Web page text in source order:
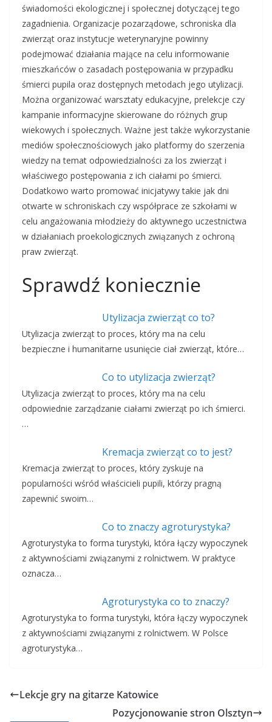
świadomości ekologicznej i społecznej dotyczącej tego
zagadnienia. Organizacje pozarządowe, schroniska dla
zwierząt oraz instytucje weterynaryjne powinny
podejmować działania mające na celu informowanie
mieszkańców o zasadach postępowania w przypadku
śmierci pupila oraz dostępnych metodach jego utylizacji.
Można organizować warsztaty edukacyjne, prelekcje czy
kampanie informacyjne skierowane do różnych grup
wiekowych i społecznych. Ważne jest także wykorzystanie
mediów społecznościowych jako platformy do szerzenia
wiedzy na temat odpowiedzialności za los zwierząt i
właściwego postępowania z ich ciałami po śmierci.
Dodatkowo warto promować inicjatywy takie jak dni
otwarte w schroniskach czy współprace ze szkołami w
celu angażowania młodzieży do aktywnego uczestnictwa
w działaniach proekologicznych związanych z ochroną
praw zwierząt.
Sprawdź koniecznie
Utylizacja zwierząt co to?
Utylizacja zwierząt to proces, który ma na celu
bezpieczne i humanitarne usunięcie ciał zwierząt, które…
Co to utylizacja zwierząt?
Utylizacja zwierząt to proces, który ma na celu
odpowiednie zarządzanie ciałami zwierząt po ich śmierci.
…
Kremacja zwierząt co to jest?
Kremacja zwierząt to proces, który zyskuje na
popularności wśród właścicieli pupili, którzy pragną
zapewnić swoim…
Co to znaczy agroturystyka?
Agroturystyka to forma turystyki, która łączy wypoczynek
z aktywnościami związanymi z rolnictwem. W praktyce
oznacza…
Agroturystyka co to znaczy?
Agroturystyka to forma turystyki, która łączy wypoczynek
z aktywnościami związanymi z rolnictwem. W Polsce
agroturystyka…
Lekcje gry na gitarze Katowice
Pozycjonowanie stron Olsztyn